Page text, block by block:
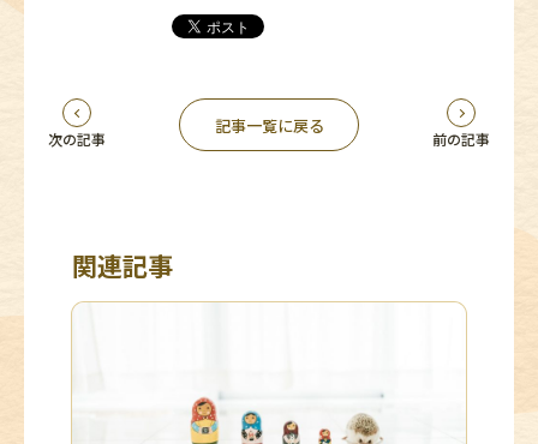
次の記事
記事一覧に戻る
前の記事
関連記事